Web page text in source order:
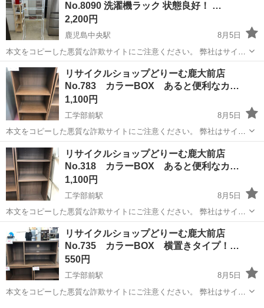
います。 どりー...No.8090 洗濯機ラック 状態良好！ …
2,200円
鹿児島中央駅
8月5日
本文をコピーした悪質な詐欺サイトにご注意ください。 弊社はサイト
内でのクレジット決済や銀行振り込みを致しておりません。 リサイク
ルショップどりーむ掲載商品を ご覧下さいまして誠にありがとうござ
います。 どりー...
鹿児島 鹿児島市 鹿児島中央駅 収納家具
リサイクルショップどりーむ鹿大前店
No.783 カラーBOX あると便利なカ…
1,100円
工学部前駅
8月5日
本文をコピーした悪質な詐欺サイトにご注意ください。 弊社はサイト
内でのクレジット決済や銀行振り込みを致しておりません。 リサイク
ルショップどりーむ掲載商品を ご覧下さいまして誠にありがとうござ
います。 どりー...
鹿児島 鹿児島市 工学部前駅 収納家具 商品
リサイクルショップどりーむ鹿大前店
No.318 カラーBOX あると便利なカ…
1,100円
工学部前駅
8月5日
本文をコピーした悪質な詐欺サイトにご注意ください。 弊社はサイト
内でのクレジット決済や銀行振り込みを致しておりません。 リサイク
ルショップどりーむ掲載商品を ご覧下さいまして誠にありがとうござ
います。 どりー...
鹿児島 鹿児島市 工学部前駅 収納家具 商品
リサイクルショップどりーむ鹿大前店
No.735 カラーBOX 横置きタイプ！…
550円
工学部前駅
8月5日
本文をコピーした悪質な詐欺サイトにご注意ください。 弊社はサイト